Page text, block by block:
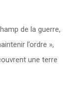
de la guerre,
l’ordre »,
une terre